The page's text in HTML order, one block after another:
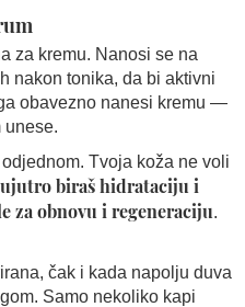
za kremu. Nanosi se na
nakon tonika, da bi aktivni
obavezno nanesi kremu —
unese.
Tvoja koža ne voli
ujutro biraš hidrataciju i
za obnovu i regeneraciju.
čak i kada napolju duva
Samo nekoliko kapi